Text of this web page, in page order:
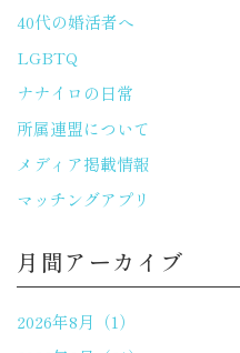
40代の婚活者へ
LGBTQ
ナナイロの日常
所属連盟について
メディア掲載情報
マッチングアプリ
月間アーカイブ
2026年8月（1）